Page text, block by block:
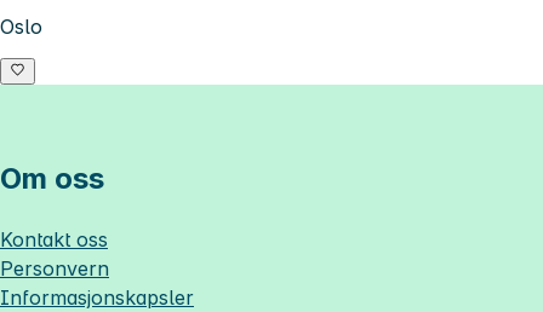
Oslo
Om oss
Kontakt oss
Personvern
Informasjonskapsler